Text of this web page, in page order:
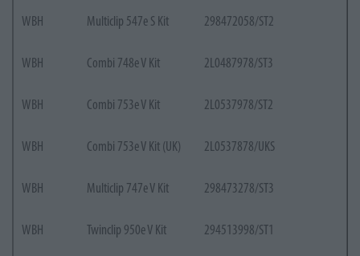
WBH Multiclip 547e S Kit 298472058/ST2
WBH Combi 748e V Kit 2L0487978/ST3
WBH Combi 753e V Kit 2L0537978/ST2
WBH Combi 753e V Kit (UK) 2L0537878/UKS
WBH Multiclip 747e V Kit 298473278/ST3
WBH Twinclip 950e V Kit 294513998/ST1